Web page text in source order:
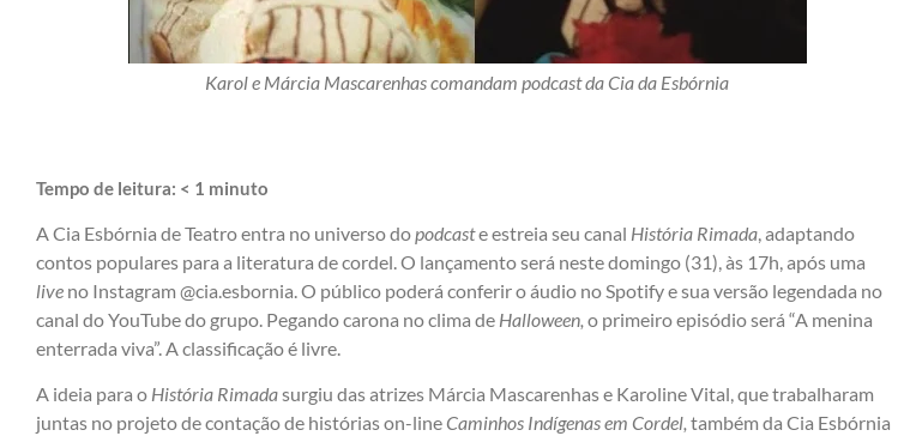
Karol e Márcia Mascarenhas comandam podcast da Cia da Esbórnia
Tempo de leitura: < 1 minuto
A Cia Esbórnia de Teatro entra no universo do podcaste estreia seu canal História Rimada , adaptando
contos populares para a literatura de cordel. O lançamento será neste domingo (31), às 17h, após uma
live no Instagram @cia.esbornia. O público poderá conferir o áudio no Spotify e sua versão legendada no
canal do YouTube do grupo. Pegando carona no clima de Halloween, o primeiro episódio será “A menina
enterrada viva”. A classificação é livre.
A ideia para o História Rimadasurgiu das atrizes Márcia Mascarenhas e Karoline Vital, que trabalharam
juntas no projeto de contação de histórias on-lineCaminhos Indígenas em Cordel, também da Cia Esbórnia